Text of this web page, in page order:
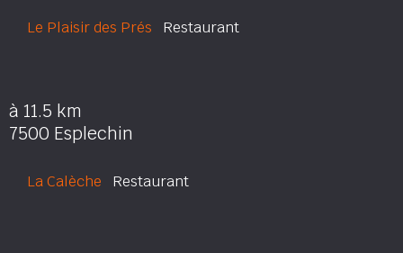
Le Plaisir des Prés Restaurant
à 11.5 km
7500 Esplechin
La Calèche Restaurant